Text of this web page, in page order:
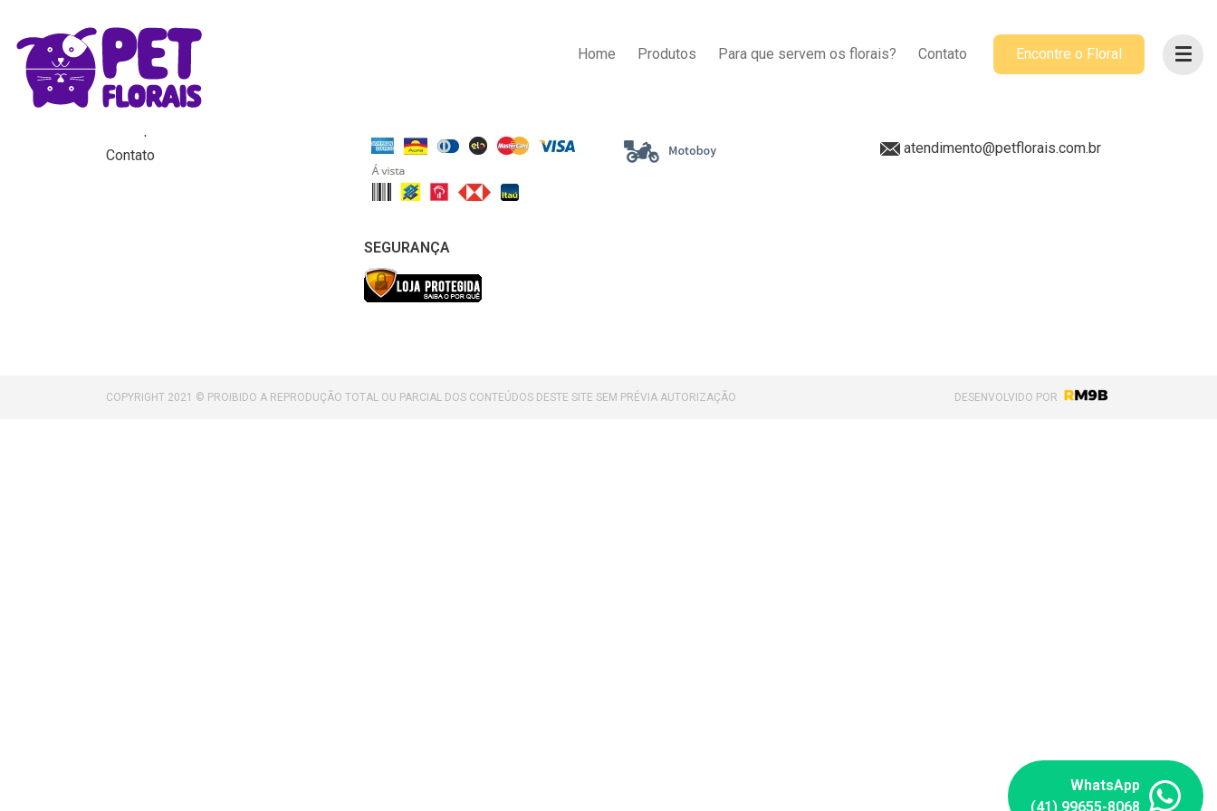
Home Produtos Para que servem os florais? Contato Encontre o Floral
MENU
Home
Produtos
Contato
SEGURANÇA
ENTREGA
ACOMPANHE-NOS
@petflorais
atendimento@petflorais.com.br
COPYRIGHT 2021 © PROIBIDO A REPRODUÇÃO TOTAL OU PARCIAL DOS CONTEÚDOS DESTE SITE SEM PRÉVIA AUTORIZAÇÃO DESENVOLVIDO POR
WhatsApp
(41) 99655-8068